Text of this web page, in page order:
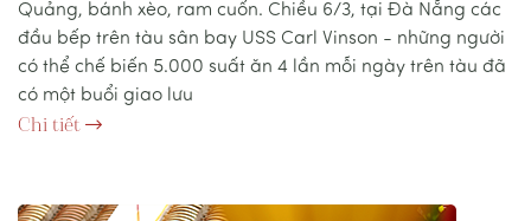
Quảng, bánh xèo, ram cuốn. Chiều 6/3, tại Đà Nẵng các
đầu bếp trên tàu sân bay USS Carl Vinson - những người
có thể chế biến 5.000 suất ăn 4 lần mỗi ngày trên tàu đã
có một buổi giao lưu
Chi tiết